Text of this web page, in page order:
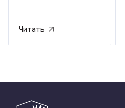
Читать